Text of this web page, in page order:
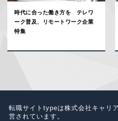
時代に合った働き方を テレワ
ーク普及、リモートワーク企業
特集
転職サイトtypeは株式会社キャリ
営されています。